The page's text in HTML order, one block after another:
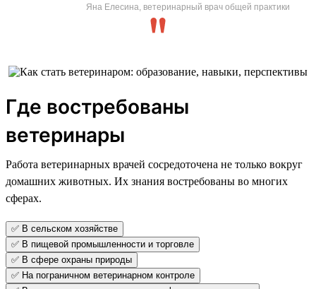
Яна Елесина, ветеринарный врач общей практики
Где востребованы
ветеринары
Работа ветеринарных врачей сосредоточена не только вокруг
домашних животных. Их знания востребованы во многих
сферах.
✅ В сельском хозяйстве
✅ В пищевой промышленности и торговле
✅ В сфере охраны природы
✅ На пограничном ветеринарном контроле